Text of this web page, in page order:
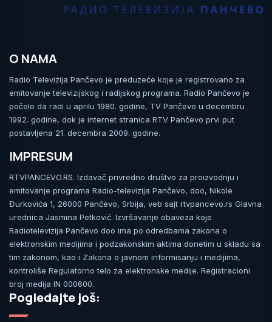
O NAMA
Radio Televizija Pančevo je preduzeće koje je registrovano za
emitovanje televizijskog i radijskog programa. Radio Pančevo je
počelo da radi u aprilu 1980. godine, TV Pančevo u decembru
1992. godine, dok je internet stranica RTV Pančevo prvi put
postavljena 21. decembra 2009. godine.
IMPRESUM
RTVPANCEVO.RS. Izdavač privredno društvo za proizvodnju i
emitovanje programa Radio-televizija Pančevo, doo, Nikole
Đurkovića 1, 26000 Pančevo, Srbija, veb sajt rtvpancevo.rs Glavna
urednica Jasmina Petković. Izvršavanje obaveza koje
Radiotelevizija Pančevo doo ima po odredbama zakona o
elektronskim medijima i podzakonskim aktima donetim u skladu sa
tim zakonom, kao i Zakona o javnom informisanju i medijima,
kontroliše Regulatorno telo za elektronske medije. Registracioni
broj medija IN 000600.
Pogledajte još: